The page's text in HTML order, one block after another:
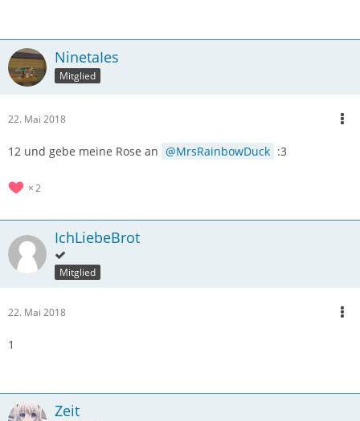
NinetaIes
Mitglied
22. Mai 2018
12 und gebe meine Rose an MrsRainbowDuck :3
2
IchLiebeBrot
Mitglied
22. Mai 2018
1
Zeit